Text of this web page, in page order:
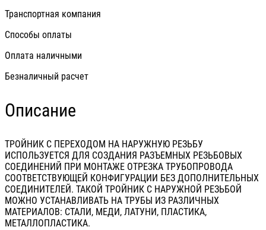
Транспортная компания
Способы оплаты
Оплата наличными
Безналичный расчет
Описание
ТРОЙНИК С ПЕРЕХОДОМ НА НАРУЖНУЮ РЕЗЬБУ
ИСПОЛЬЗУЕТСЯ ДЛЯ СОЗДАНИЯ РАЗЪЕМНЫХ РЕЗЬБОВЫХ
СОЕДИНЕНИЙ ПРИ МОНТАЖЕ ОТРЕЗКА ТРУБОПРОВОДА
СООТВЕТСТВУЮЩЕЙ КОНФИГУРАЦИИ БЕЗ ДОПОЛНИТЕЛЬНЫХ
СОЕДИНИТЕЛЕЙ. ТАКОЙ ТРОЙНИК С НАРУЖНОЙ РЕЗЬБОЙ
МОЖНО УСТАНАВЛИВАТЬ НА ТРУБЫ ИЗ РАЗЛИЧНЫХ
МАТЕРИАЛОВ: СТАЛИ, МЕДИ, ЛАТУНИ, ПЛАСТИКА,
МЕТАЛЛОПЛАСТИКА.